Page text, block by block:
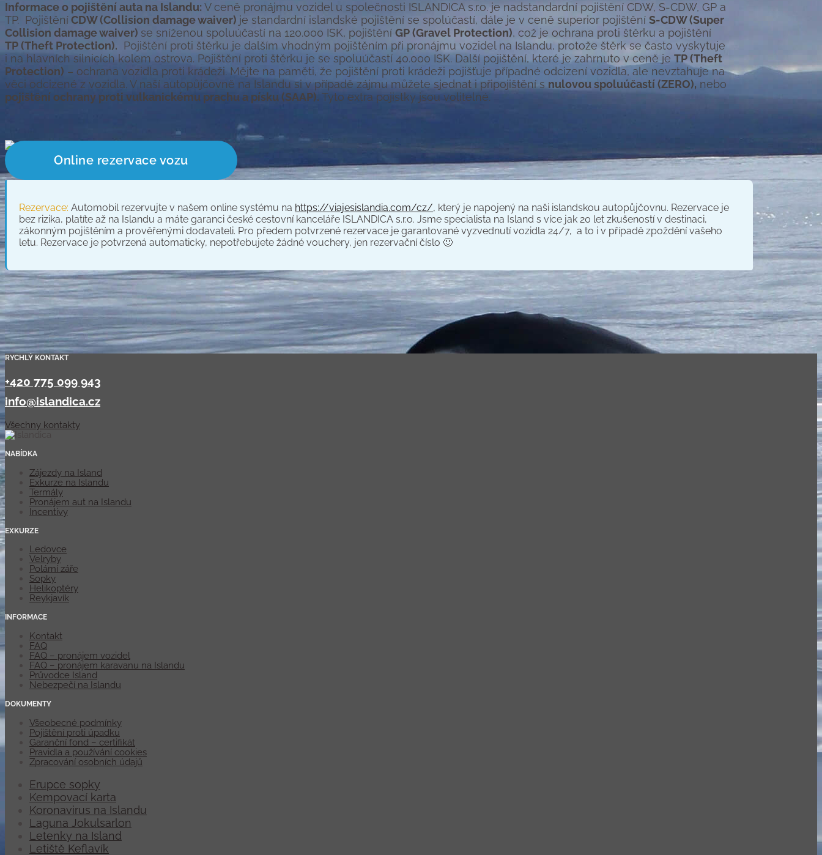
Informace o pojištění auta na Islandu: V ceně pronájmu vozidel u společnosti ISLANDICA s.r.o. je nadstandardní pojištění CDW, S-CDW, GP a
TP. PojištěníCDW (Collision damage waiver) je standardní islandské pojištění se spolúčastí, dále je v ceně superior pojištění S-CDW (Super
Collision damage waiver) se sníženou spoluúčastí na 120.000 ISK, pojištění GP (Gravel Protection), což je ochrana proti štěrku a pojištění
TP (Theft Protection). Pojištění proti štěrku je dalším vhodným pojištěním při pronájmu vozidel na Islandu, protože štěrk se často vyskytuje
i na hlavních silnicích kolem ostrova. Pojištění proti štěrku je se spoluúčastí 40.000 ISK. Další pojištění, které je zahrnuto v ceně je TP (Theft
Protection) – ochrana vozidla proti krádeži. Mějte na paměti, že pojištění proti krádeži pojišťuje případné odcizení vozidla, ale nevztahuje na
věci odcizené z vozidla. V naší autopůjčovně na Islandu si v případě zájmu můžete sjednat i připojištění s nulovou spoluúčastí (ZERO), nebo
pojištění ochrany proti vulkanickému prachu a písku (SAAP). Tyto extra pojistky jsou volitelné.
Online rezervace vozu
Rezervace: Automobil rezervujte v našem online systému na https://viajesislandia.com/cz/, který je napojený na naši islandskou autopůjčovnu. Rezervace je
bez rizika, platíte až na Islandu a máte garanci české cestovní kanceláře ISLANDICA s.r.o. Jsme specialista na Island s více jak 20 let zkušeností v destinaci,
zákonným pojištěním a prověřenými dodavateli. Pro předem potvrzené rezervace je garantované vyzvednutí vozidla 24/7, a to i v případě zpoždění vašeho
letu. Rezervace je potvrzená automaticky, nepotřebujete žádné vouchery, jen rezervační číslo 🙂
RYCHLÝ KONTAKT
+420 775 099 943
info@islandica.cz
Všechny kontakty
NABÍDKA
Zájezdy na Island
Exkurze na Islandu
Termály
Pronájem aut na Islandu
Incentivy
EXKURZE
Ledovce
Velryby
Polární záře
Sopky
Helikoptéry
Reykjavík
INFORMACE
Kontakt
FAQ
FAQ – pronájem vozidel
FAQ – pronájem karavanu na Islandu
Průvodce Island
Nebezpečí na Islandu
DOKUMENTY
Všeobecné podmínky
Pojištění proti úpadku
Garanční fond – certifikát
Pravidla a používání cookies
Zpracování osobních údajů
Erupce sopky
Kempovací karta
Koronavirus na Islandu
Laguna Jokulsarlon
Letenky na Island
Letiště Keflavík